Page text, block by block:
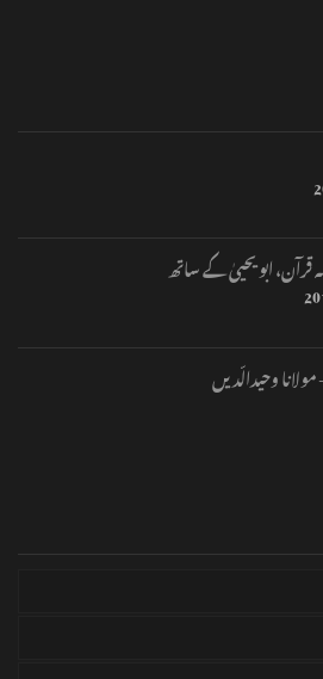
قرآن، ابو یحییٰ کے ساتھ
وحیدالّدیں